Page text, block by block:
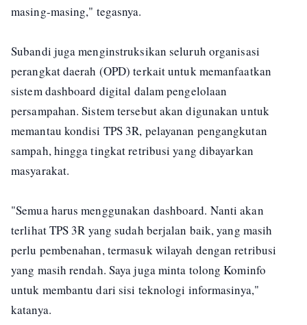
masing-masing," tegasnya.
Subandi juga menginstruksikan seluruh organisasi
perangkat daerah (OPD) terkait untuk memanfaatkan
sistem dashboard digital dalam pengelolaan
persampahan. Sistem tersebut akan digunakan untuk
memantau kondisi TPS 3R, pelayanan pengangkutan
sampah, hingga tingkat retribusi yang dibayarkan
masyarakat.
"Semua harus menggunakan dashboard. Nanti akan
terlihat TPS 3R yang sudah berjalan baik, yang masih
perlu pembenahan, termasuk wilayah dengan retribusi
yang masih rendah. Saya juga minta tolong Kominfo
untuk membantu dari sisi teknologi informasinya,"
katanya.